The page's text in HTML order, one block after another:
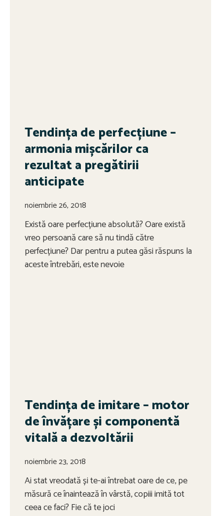
Tendința de perfecțiune –
armonia mișcărilor ca
rezultat a pregătirii
anticipate
noiembrie 26, 2018
Există oare perfecțiune absolută? Oare există
vreo persoană care să nu tindă către
perfecțiune? Dar pentru a putea găsi răspuns la
aceste întrebări, este nevoie
Tendința de imitare – motor
de învățare și componentă
vitală a dezvoltării
noiembrie 23, 2018
Ai stat vreodată și te-ai întrebat oare de ce, pe
măsură ce înaintează în vârstă, copiii imită tot
ceea ce faci? Fie că te joci